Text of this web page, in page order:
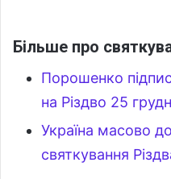
Більше про
Порошенко
на Різдво 25
Україна масово
святкування